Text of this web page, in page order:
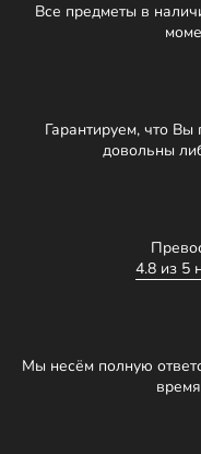
Все предметы в
Гарантируем, что Вы
довольны
4.8 из 5
Мы несём полную